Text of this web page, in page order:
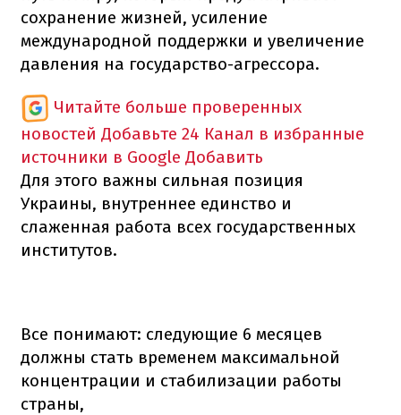
сохранение жизней, усиление
международной поддержки и увеличение
давления на государство-агрессора.
Читайте больше проверенных
новостей Добавьте 24 Канал в избранные
источники в Google Добавить
Для этого важны сильная позиция
Украины, внутреннее единство и
слаженная работа всех государственных
институтов.
Все понимают: следующие 6 месяцев
должны стать временем максимальной
концентрации и стабилизации работы
страны,